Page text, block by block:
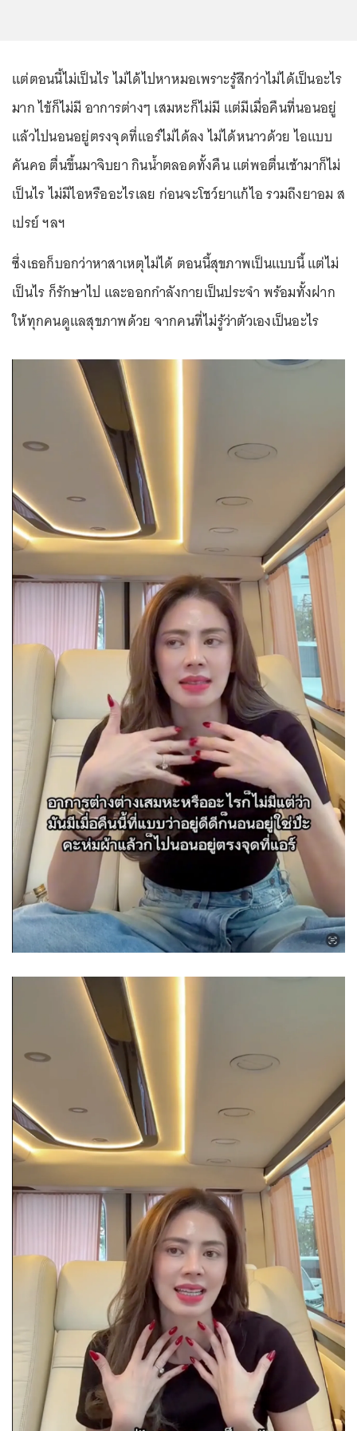
แต่ตอนนี้ไม่เป็นไร ไม่ได้ไปหาหมอเพราะรู้สึกว่าไม่ได้เป็นอะไร
มาก ไข้ก็ไม่มี อาการต่างๆ เสมหะก็ไม่มี แต่มีเมื่อคืนที่นอนอยู่
แล้วไปนอนอยู่ตรงจุดที่แอร์ไม่ได้ลง ไม่ได้หนาวด้วย ไอแบบ
คันคอ ตื่นขึ้นมาจิบยา กินน้ำตลอดทั้งคืน แต่พอตื่นเช้ามาก็ไม่
เป็นไร ไม่มีไอหรืออะไรเลย ก่อนจะโชว์ยาแก้ไอ รวมถึงยาอม ส
เปรย์ ฯลฯ
ซึ่งเธอก็บอกว่าหาสาเหตุไม่ได้ ตอนนี้สุขภาพเป็นแบบนี้ แต่ไม่
เป็นไร ก็รักษาไป และออกกำลังกายเป็นประจำ พร้อมทั้งฝาก
ให้ทุกคนดูแลสุขภาพด้วย จากคนที่ไม่รู้ว่าตัวเองเป็นอะไร